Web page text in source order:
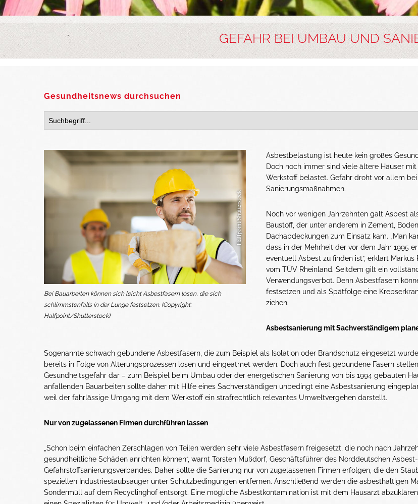
GEFAHR BEI UMBAU UND
Gesundheitsnews durchsuchen
Bei Bauarbeiten können sich leicht Asbestfasern lösen, die sich
schlimmstenfalls in der Lunge festsetzen. (Copyright:
Halfpoint/Shutterstock)
Asbestbelastung ist heute kein großes
Doch noch immer sind viele ältere Häuser
Werkstoff belastet. Gefahr droht vor allem
Sanierungsmaßnahmen.
Noch vor wenigen Jahrzehnten galt Asbest
Baustoff, der unter anderem in Zement,
Dachabdeckungen zum Einsatz kam. „Man
dass in der Mehrheit der vor dem Jahr 1995
eventuell Asbest zu finden ist“, erklärt Markus
vom TÜV Rheinland. Seitdem gilt ein
Verwendungsverbot. Denn Asbestfasern
festsetzen und als Spätfolge eine
ziehen.
Asbestsanierung mit Sachverständigem
Sogenannte schwach gebundene Asbestfasern, die zum Beispiel als Isolation oder Brandschutz eingesetzt
bereits in Folge von Alterungsprozessen lösen und eingeatmet werden. Doch auch fest gebundene Fasern
Gesundheitsgefahr dar – zum Beispiel beim Umbau oder der energetischen Sanierung von bis 1994 gebauten
anfallenden Bauarbeiten sollte daher mit Hilfe eines Sachverständigen unbedingt eine Asbestsanierung
weil der fahrlässige Umgang mit dem Werkstoff ein strafrechtlich relevantes Umweltvergehen darstellt.
Nur von zugelassenen Firmen durchführen lassen
„Schon beim einfachen Zerschlagen von Teilen werden sehr viele Asbestfasern freigesetzt, die noch nach
gesundheitliche Schäden anrichten können“, warnt Torsten Mußdorf, Geschäftsführer des Norddeutschen
Gefahrstoffsanierungsverbandes. Daher sollte die Sanierung nur von zugelassenen Firmen erfolgen, die den
speziellen Industriestaubsauger unter Schutzbedingungen entfernen. Anschließend werden die asbesthaltigen
Sondermüll auf dem Recyclinghof entsorgt. Eine mögliche Asbestkontamination ist mit dem Hausarzt